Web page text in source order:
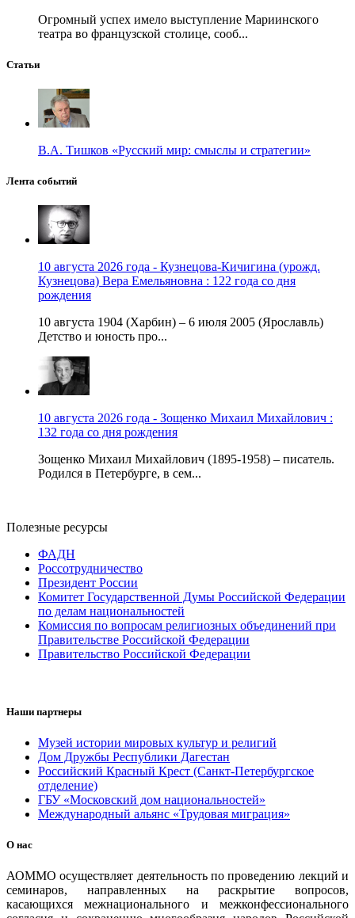
Огромный успех имело выступление Мариинского
театра во французской столице, сооб...
Статьи
В.А. Тишков «Русский мир: смыслы и стратегии»
Лента событий
10 августа 2026 года - Кузнецова-Кичигина (урожд.
Кузнецова) Вера Емельяновна : 122 года со дня
рождения
10 августа 1904 (Харбин) – 6 июля 2005 (Ярославль)
Детство и юность про...
10 августа 2026 года - Зощенко Михаил Михайлович :
132 года со дня рождения
Зощенко Михаил Михайлович (1895-1958) – писатель.
Родился в Петербурге, в сем...
Полезные ресурсы
ФАДН
Россотрудничество
Президент России
Комитет Государственной Думы Российской Федерации
по делам национальностей
Комиссия по вопросам религиозных объединений при
Правительстве Российской Федерации
Правительство Российской Федерации
Наши партнеры
Музей истории мировых культур и религий
Дом Дружбы Республики Дагестан
Российский Красный Крест (Санкт-Петербургское
отделение)
ГБУ «Московский дом национальностей»
Международный альянс «Трудовая миграция»
О нас
АОММО осуществляет деятельность по проведению лекций и
семинаров, направленных на раскрытие вопросов,
касающихся межнационального и межконфессионального